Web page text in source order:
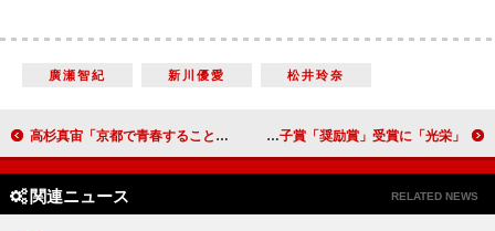
廣瀬智紀 新川優愛 松井玲奈
高杉真宙「京都で青春することができて楽しかった」 葵わかな「ちょっとでも京都らしさが出ていれば」 生田絵梨花“舞台女優”として開花 岩谷時子賞「奨励賞」受賞に「光栄」
関連ニュース RELATED NEWS